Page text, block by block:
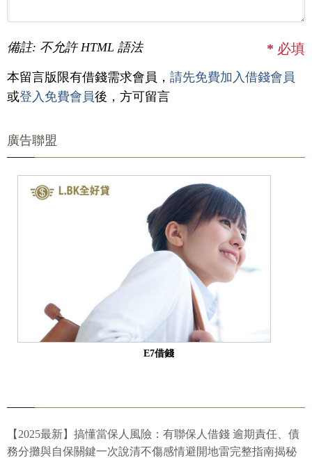
備註: 不允許 HTML 語法 * 必填
本留言版限有借錢需求會員， 請先免費加入借錢會員
或登入免費會員後，方可留言
廣告聯盟
E7借錢
【2025最新】搞懂當保人風險：有聯保人借錢 逾期責任、債
務分攤與自保關鍵一次說清不傷感情避開地雷完整指南揭秘